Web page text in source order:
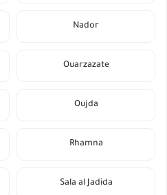
Nador
Ouarzazate
Oujda
Rhamna
Sala al Jadida